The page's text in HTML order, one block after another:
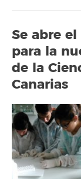
Se abre
para la
de la
Canarias